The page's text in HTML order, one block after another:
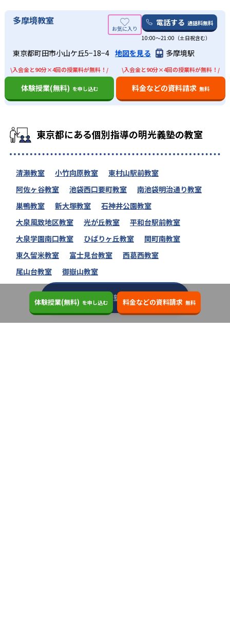
多摩境教室 電話する 通話料無料
10:00〜21:00（土日祝含む）
東京都町田市小山ケ丘5−18−4 地図を見る 多摩境駅
\入会金と90分×4回の授業料が無料！/
体験授業(無料) を申し込む
\入会金と90分×4回の授業料が無料！/
料金などの資料請求 無料
東京都にある個別指導の明光義塾の教室
清瀬教室 小竹向原教室
東村山駅前教室
阿佐ヶ谷教室
池袋西口要町教室
南池袋明治通り教室
巣鴨教室
新大塚教室
石神井公園教室
大泉風致地区教室
光が丘教室
平和台駅前教室
大泉学園南口教室
ひばりヶ丘教室
関町南教室
東久留米教室
富士見台教室
西葛西教室
尾山台教室
御嶽山教室
個別指導の明光義塾の教室一覧へ
体験授業(無料) を申し込む 料金などの資料請求 無料